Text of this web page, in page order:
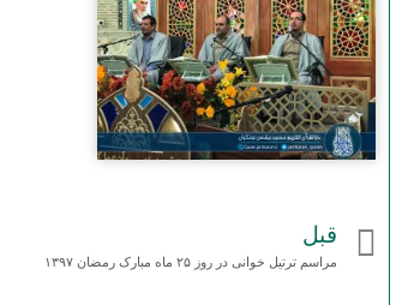
قبل
مراسم ترتیل خوانی در روز ۲۵ ماه مبارک رمضان ۱۳۹۷